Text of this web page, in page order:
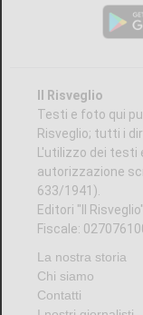
Il Risveglio
Testi e foto qui
Risveglio; tutti i
L'utilizzo dei testi
autorizzazione
633/1941).
Editori "Il
Fiscale:
La nostra storia
Chi siamo
Contatti